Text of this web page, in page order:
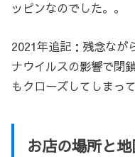
ッピンなのでした。。
2021年追記：残念なが
ナウイルスの影響で閉
もクローズしてしまっ
お店の場所と